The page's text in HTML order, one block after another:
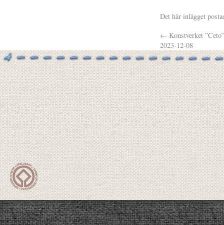
Det här inlägget
← Konstverket
2023-12-08